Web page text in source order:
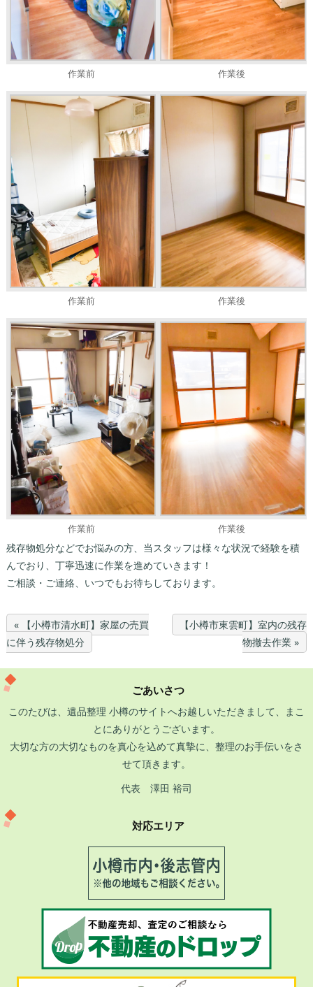
作業前 作業後
作業前 作業後
作業前 作業後
残存物処分などでお悩みの方、当スタッフは様々な状況で経験を積
んでおり、丁寧迅速に作業を進めていきます！
ご相談・ご連絡、いつでもお待ちしております。
« 【小樽市清水町】家屋の売買
に伴う残存物処分
【小樽市東雲町】室内の残存
物撤去作業 »
ごあいさつ
このたびは、遺品整理 小樽のサイトへお越しいただきまして、まこ
とにありがとうございます。
大切な方の大切なものを真心を込めて真摯に、整理のお手伝いをさ
せて頂きます。
代表 澤田 裕司
対応エリア